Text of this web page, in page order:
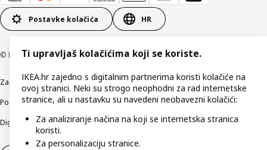
Postavke kolačića HR
© Inter IKEA Systems B.V 1999-2026
Zaštita privatnostiKako koristimo kolačiće (Cookies) Uvjeti poslovanja
Podaci o tvrtki IKEA HrvatskaEtično otkrivanje sigurnosnih nedostataka
Digitalna pristupačnost
Ti upravljaš kolačićima koji se koriste.
IKEA.hr zajedno s digitalnim partnerima koristi kolačiće na
ovoj stranici. Neki su strogo neophodni za rad internetske
stranice, ali u nastavku su navedeni neobavezni kolačići:
Za analiziranje načina na koji se internetska stranica
koristi.
Za personalizaciju stranice.